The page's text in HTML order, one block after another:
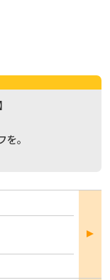
。
部屋
詳細